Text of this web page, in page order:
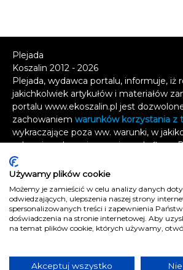
Plejada
Koszalin 2012 - 2026
Plejada, wydawca portalu, informuje, iż
jakichkolwiek artykułów i materiałów
portalu www.ekoszalin.pl jest
zachowaniem warunków korzystania z
wykraczające poza ww. warunki, w
zabronione bez pisemnej zgody firmy
się, w jaki sposób możesz uzyskać
wykorzystanie treści.
Naruszenie tych zasad jest łamaniem
odpowiedzialnością karną.
Wszelkie prawa zastrzeżone.
Kontakt
Używamy plików cookie
Możemy je zamieścić w celu analizy danych
odwiedzających, ulepszenia naszej strony
spersonalizowanych treści i zapewnienia
doświadczenia na stronie internetowej. Aby
na temat plików cookie, których używamy,
Akceptuj wszystko